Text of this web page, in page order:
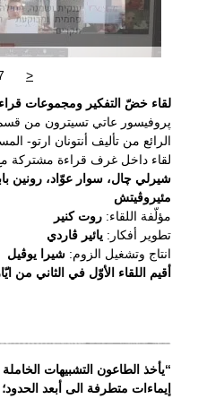
<
لقاء خضّ التفكير ومجموعات
پروفيسور عاتي تسيترون من
الرائع من تأليف أنتونان ارتو-
لقاء داخل غرف قراءة مشتركة
شيرلي چال، سوار عوّاد، رونين
مئيروڤيتش
مؤلّفة اللقاء: روت كنير
تطوير أفكار: يائير ڤاردي
انتاج وتشغيل الزوم: شيرا يوڤيل
أقيم اللقاء الأوّل في الثاني من
“يأخذ الطاعون التشبيهات
إيماءات متطرفة الى أبعد